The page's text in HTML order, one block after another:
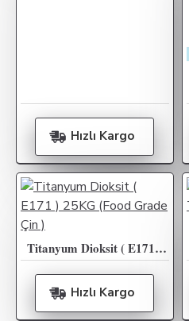
Hızlı Kargo
Titanyum Dioksit ( E171 ) 25KG (Food Grade Çin )
Hızlı Kargo